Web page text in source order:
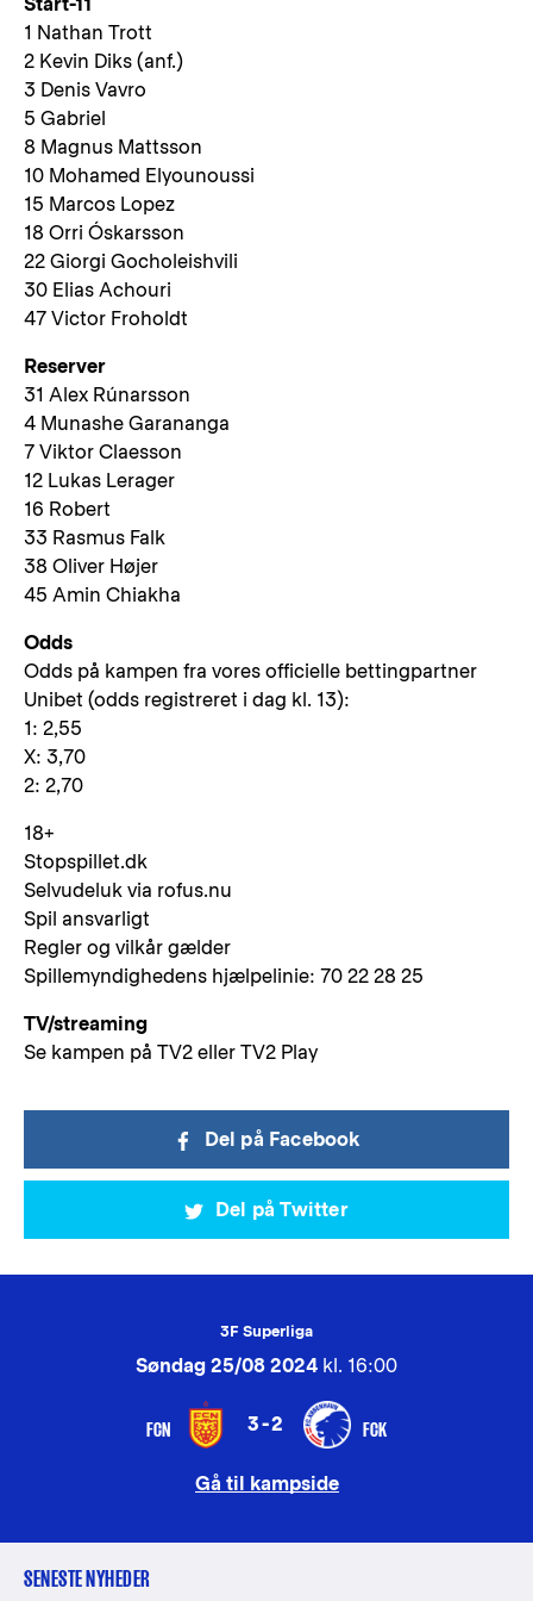
1 Nathan Trott
2 Kevin Diks (anf.)
3 Denis Vavro
5 Gabriel
8 Magnus Mattsson
10 Mohamed Elyounoussi
15 Marcos Lopez
18 Orri Óskarsson
22 Giorgi Gocholeishvili
30 Elias Achouri
47 Victor Froholdt
Reserver
31 Alex Rúnarsson
4 Munashe Garananga
7 Viktor Claesson
12 Lukas Lerager
16 Robert
33 Rasmus Falk
38 Oliver Højer
45 Amin Chiakha
Odds
Odds på kampen fra vores officielle bettingpartner
Unibet (odds registreret i dag kl. 13):
1: 2,55
X: 3,70
2: 2,70
18+
Stopspillet.dk
Selvudeluk via rofus.nu
Spil ansvarligt
Regler og vilkår gælder
Spillemyndighedens hjælpelinie: 70 22 28 25
TV/streaming
Se kampen på TV2 eller TV2 Play
Del på Facebook
Del på Twitter
3F Superliga
Søndag 25/08 2024 kl. 16:00
FCN 3-2 FCK
Gå til kampside
SENESTE NYHEDER